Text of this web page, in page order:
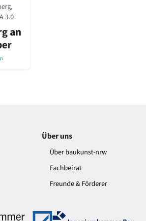
Bauten NRW 2020
3.0
an
Über uns
Über baukunst-nrw
Fachbeirat
Freunde & Förderer